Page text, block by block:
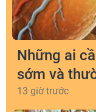
Những ai
sớm và
13 giờ trước